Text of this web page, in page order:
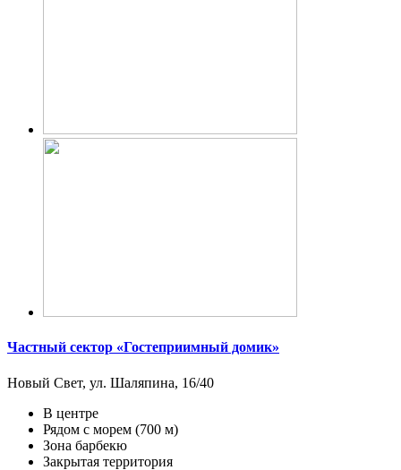
Частный сектор «Гостеприимный домик»
Новый Свет, ул. Шаляпина, 16/40
В центре
Рядом с морем (700 м)
Зона барбекю
Закрытая территория